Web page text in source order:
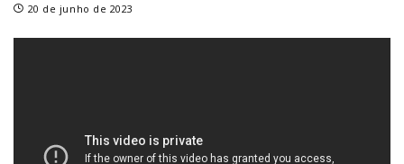
20 de junho de 2023